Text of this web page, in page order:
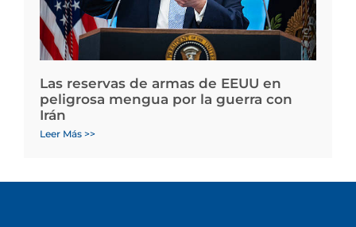
Las reservas de armas de EEUU en
peligrosa mengua por la guerra con
Irán
Leer Más >>